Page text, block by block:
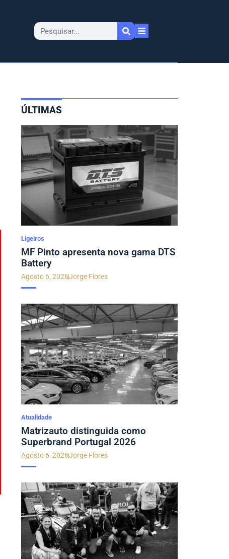
ÚLTIMAS
Ligeiros
MF Pinto apresenta nova gama DTS
Battery
Agosto 6, 2026Jorge Flores
Atualidade
Matrizauto distinguida como
Superbrand Portugal 2026
Agosto 6, 2026Jorge Flores